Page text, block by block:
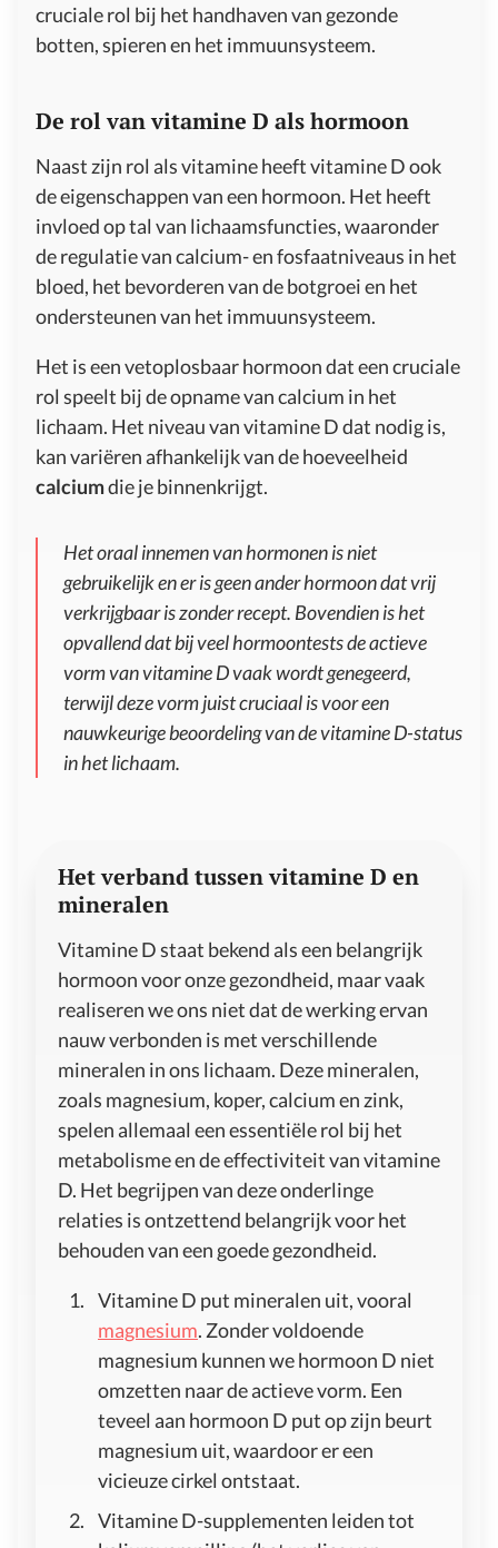
cruciale rol bij het handhaven van gezonde
botten, spieren en het immuunsysteem.
De rol van vitamine D als hormoon
Naast zijn rol als vitamine heeft vitamine D ook
de eigenschappen van een hormoon. Het heeft
invloed op tal van lichaamsfuncties, waaronder
de regulatie van calcium- en fosfaatniveaus in het
bloed, het bevorderen van de botgroei en het
ondersteunen van het immuunsysteem.
Het is een vetoplosbaar hormoon dat een cruciale
rol speelt bij de opname van calcium in het
lichaam. Het niveau van vitamine D dat nodig is,
kan variëren afhankelijk van de hoeveelheid
calciumdie je binnenkrijgt.
Het oraal innemen van hormonen is niet
gebruikelijk en er is geen ander hormoon dat vrij
verkrijgbaar is zonder recept. Bovendien is het
opvallend dat bij veel hormoontests de actieve
vorm van vitamine D vaak wordt genegeerd,
terwijl deze vorm juist cruciaal is voor een
nauwkeurige beoordeling van de vitamine D-status
in het lichaam.
Het verband tussen vitamine D en
mineralen
Vitamine D staat bekend als een belangrijk
hormoon voor onze gezondheid, maar vaak
realiseren we ons niet dat de werking ervan
nauw verbonden is met verschillende
mineralen in ons lichaam. Deze mineralen,
zoals magnesium, koper, calcium en zink,
spelen allemaal een essentiële rol bij het
metabolisme en de effectiviteit van vitamine
D. Het begrijpen van deze onderlinge
relaties is ontzettend belangrijk voor het
behouden van een goede gezondheid.
Vitamine D put mineralen uit, vooral
magnesium. Zonder voldoende
magnesium kunnen we hormoon D niet
omzetten naar de actieve vorm. Een
teveel aan hormoon D put op zijn beurt
magnesium uit, waardoor er een
vicieuze cirkel ontstaat.
Vitamine D-supplementen leiden tot